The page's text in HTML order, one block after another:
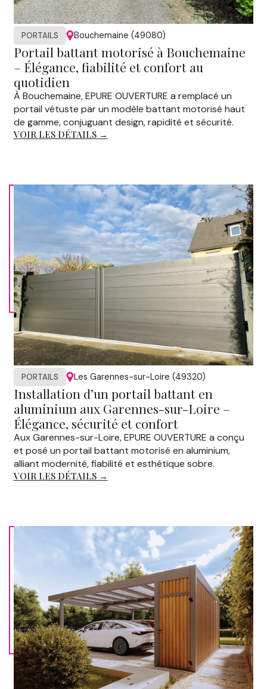
PORTAILS Bouchemaine (49080)
Portail battant motorisé à Bouchemaine
– Élégance, fiabilité et confort au
quotidien
À Bouchemaine, EPURE OUVERTURE a remplacé un
portail vétuste par un modèle battant motorisé haut
de gamme, conjuguant design, rapidité et sécurité.
VOIR LES DÉTAILS →
PORTAILS Les Garennes-sur-Loire (49320)
Installation d’un portail battant en
aluminium aux Garennes-sur-Loire –
Élégance, sécurité et confort
Aux Garennes-sur-Loire, EPURE OUVERTURE a conçu
et posé un portail battant motorisé en aluminium,
alliant modernité, fiabilité et esthétique sobre.
VOIR LES DÉTAILS →